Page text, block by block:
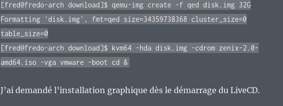
[fred@fredo-arch download]$ qemu-img create -f qed disk.img 32G
Formatting 'disk.img', fmt=qed size=34359738368 cluster_size=0
table_size=0
[fred@fredo-arch download]$ kvm64 -hda disk.img -cdrom zenix-2.0-
amd64.iso -vga vmware -boot cd &
J’ai demandé l’installation graphique dès le démarrage du LiveCD.